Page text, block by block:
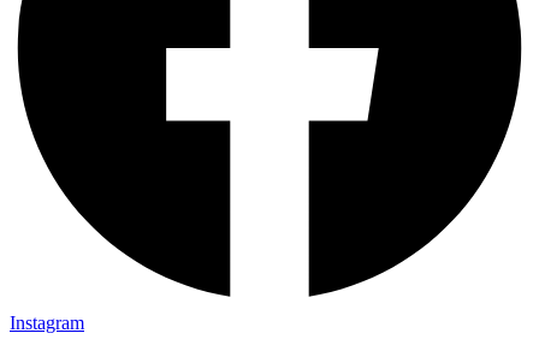
Instagram